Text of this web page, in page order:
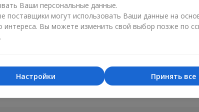
Все фото доставок
Ваши персональные данные.
поставщики могут использовать Ваши данные на
интереса. Вы можете изменить свой выбор позже по
Принять все
Настройки